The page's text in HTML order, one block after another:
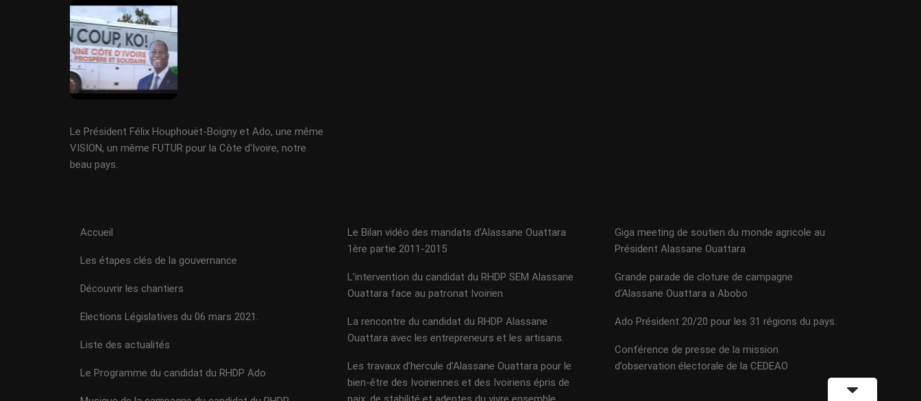
Le Président Félix Houphouët-Boigny et Ado, une même
VISION, un même FUTUR pour la Côte d'Ivoire, notre
beau pays.
Accueil
Les étapes clés de la gouvernance
Découvrir les chantiers
Elections Législatives du 06 mars 2021.
Liste des actualités
Le Programme du candidat du RHDP Ado
Le Bilan vidéo des mandats d’Alassane Ouattara
1ère partie 2011-2015
L’intervention du candidat du RHDP SEM Alassane
Ouattara face au patronat Ivoirien
La rencontre du candidat du RHDP Alassane
Ouattara avec les entrepreneurs et les artisans.
Les travaux d’hercule d’Alassane Ouattara pour le
bien-être des Ivoiriennes et des Ivoiriens épris de
Giga meeting de soutien du monde agricole au
Président Alassane Ouattara
Grande parade de cloture de campagne
d’Alassane Ouattara a Abobo
Ado Président 20/20 pour les 31 régions du pays.
Conférence de presse de la mission
d’observation électorale de la CEDEAO